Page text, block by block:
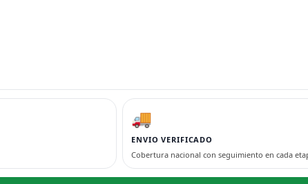
🚚
ENVIO VERIFICADO
Cobertura nacional con seguimiento en cada